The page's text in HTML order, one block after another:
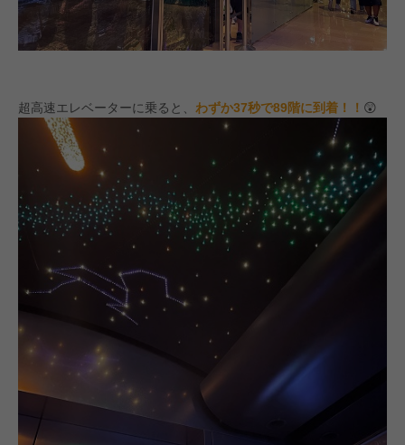
超高速エレベーターに乗ると、 わずか37秒で89階に到着！！ 😲